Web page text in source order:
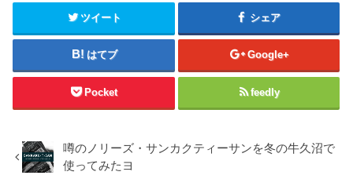
ツイート シェア
はてブ Google+
Pocket feedly
噂のノリーズ・サンカクティーサンを冬の牛久沼で
使ってみたヨ